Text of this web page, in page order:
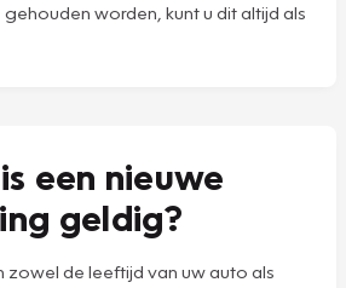
worden, kunt u dit altijd als
een nieuwe
geldig?
zowel de leeftijd van uw auto als